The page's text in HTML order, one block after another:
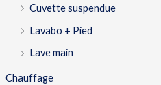
Cuvette suspendue
Lavabo + Pied
Lave main
Chauffage